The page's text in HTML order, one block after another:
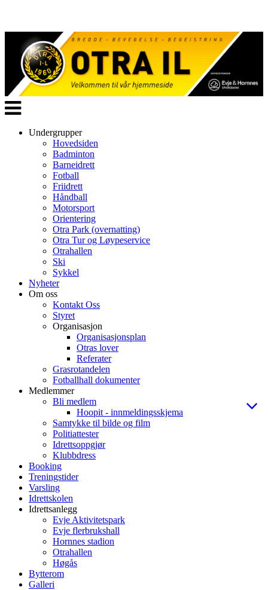
Veksle
navigasjon
Undergrupper
Hovedsiden
Badminton
Barneidrett
Fotball
Friidrett
Håndball
Motorsport
Orientering
Otra Park (overnatting)
Otra Tur og Løypeservice
Otrahallen
Ski
Sykkel
Nyheter
Om oss
Kontakt Oss
Styret
Organisasjon
Organisasjonsplan
Otras lover
Referater
Grasrotandelen
Fotballhall dokumenter
Medlemmer
Bli medlem
Hoopit - innmeldingsskjema
Samtykke til bilde og film
Politiattester
Idrettsoppgjør
Klubbdress
Booking
Treningstider
Varsling
Idrettskolen
Idrettsanlegg
Evje Aktivitetspark
Evje flerbrukshall
Hornnes stadion
Otrahallen
Høgås
Bytterom
Galleri